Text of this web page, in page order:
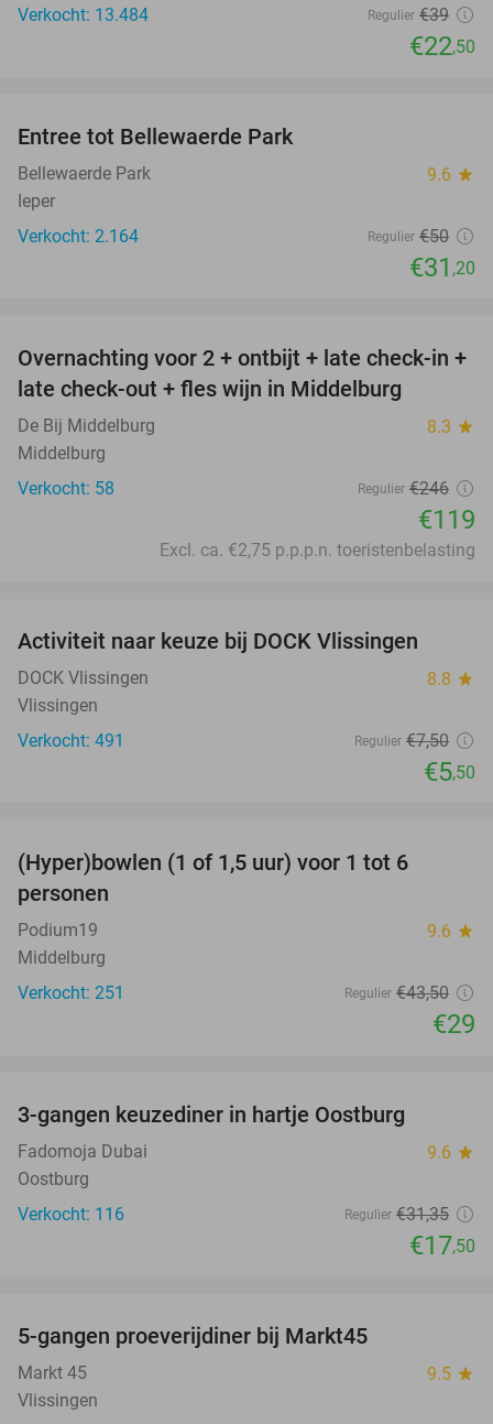
Verkocht: 13.484 Regulier €39
€22,50
Entree tot Bellewaerde Park
Bellewaerde Park 9.6 star
Ieper
Verkocht: 2.164
Regulier €50
€31 ,20
52%
Overnachting voor 2 + ontbijt + late check-in +
late check-out + fles wijn in Middelburg
De Bij Middelburg 8.3 star
Middelburg
Verkocht: 58
Regulier €246
€119
Excl. ca. €2,75 p.p.p.n. toeristenbelasting
Activiteit naar keuze bij DOCK Vlissingen
DOCK Vlissingen 8.8 star
Vlissingen
Verkocht: 491
Regulier €7,50
€5,50
(Hyper)bowlen (1 of 1,5 uur) voor 1 tot 6
personen
Podium19 9.6 star
Middelburg
Verkocht: 251
Regulier €43,50
€29
3-gangen keuzediner in hartje Oostburg
Fadomoja Dubai 9.6 star
Oostburg
Verkocht: 116
Regulier €31,35
€17,50
5-gangen proeverijdiner bij Markt45
Markt 45 9.5 star
Vlissingen